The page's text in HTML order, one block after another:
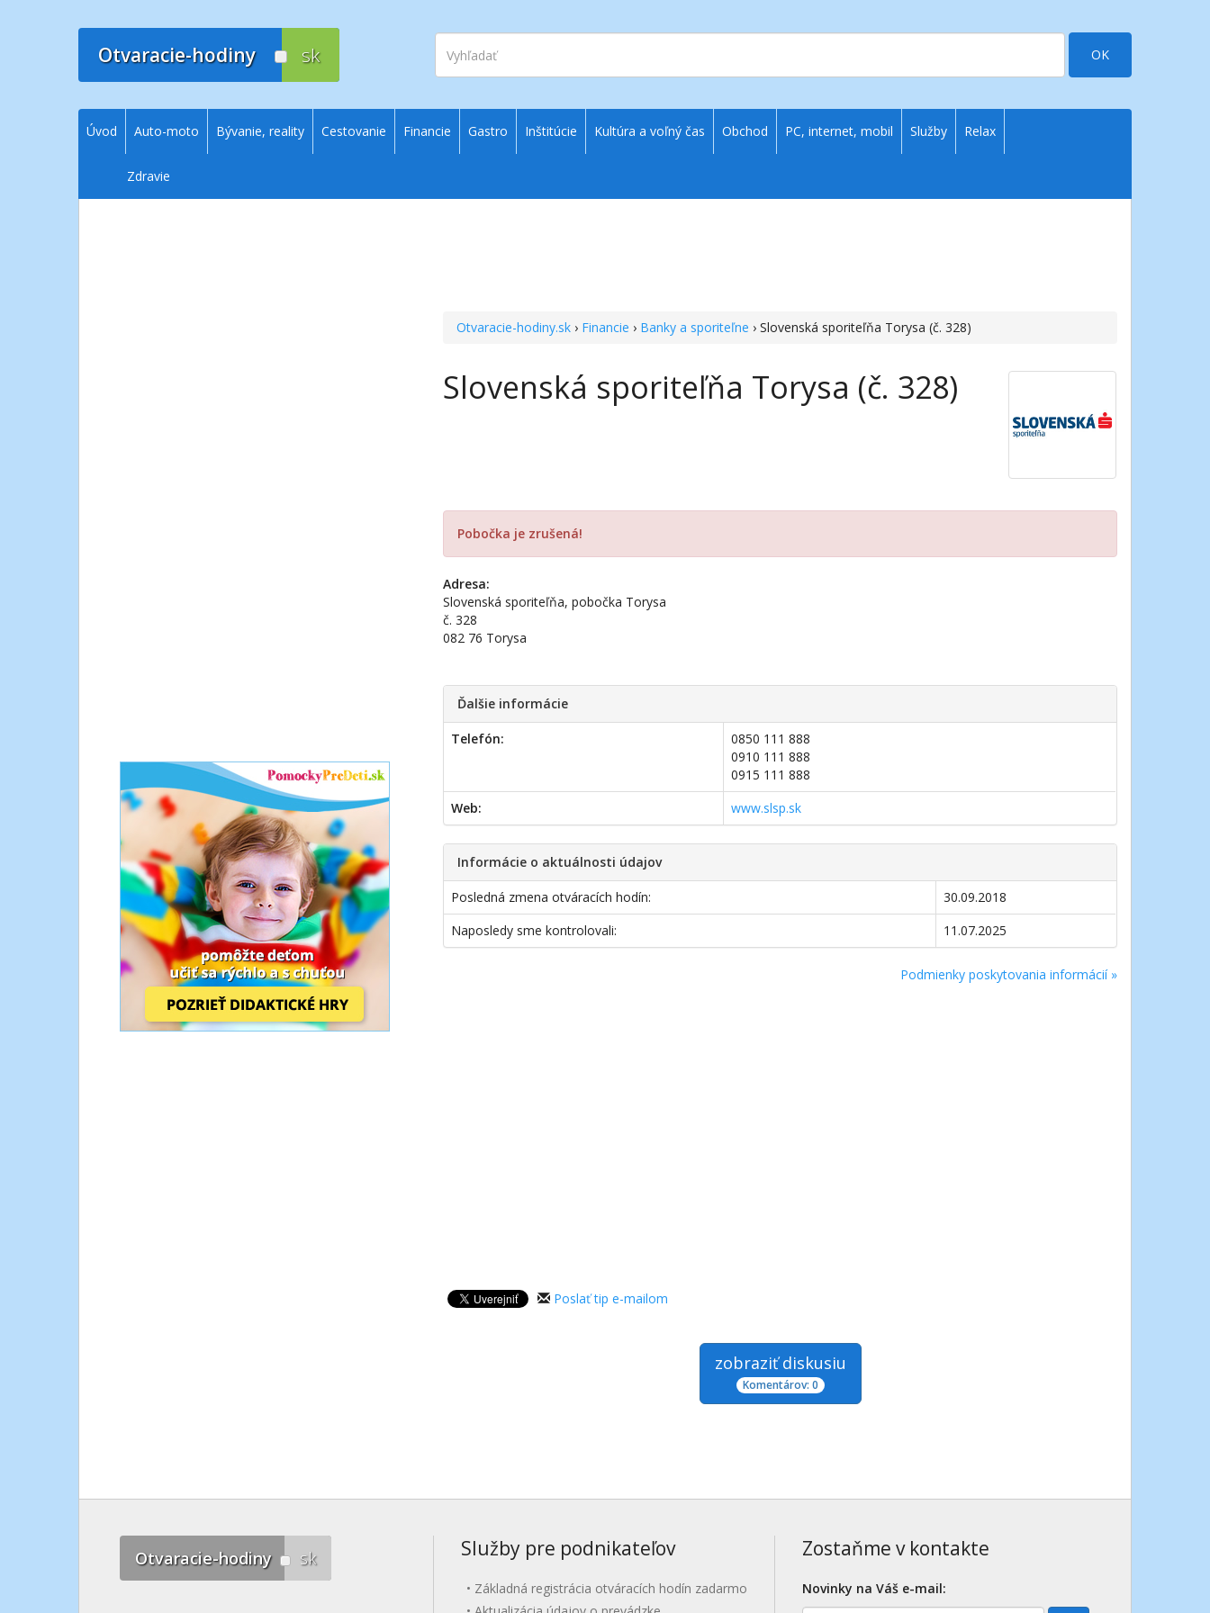
Otvaracie-hodiny sk
Vyhľadať
OK
Otvaracie-hodiny.sk › Financie › Banky a sporiteľne › Slovenská sporiteľňa Torysa (č. 328)
Slovenská sporiteľňa Torysa (č. 328)
Pobočka je zrušená!
Adresa:
Slovenská sporiteľňa, pobočka Torysa
č. 328
082 76 Torysa
Ďalšie informácie
Telefón:
0850 111 888
0910 111 888
0915 111 888
Web:
www.slsp.sk
Informácie o aktuálnosti údajov
Posledná zmena otváracích hodín:
30.09.2018
Naposledy sme kontrolovali:
11.07.2025
Podmienky poskytovania informácií »
Poslať tip e-mailom
zobraziť diskusiu
Komentárov: 0
Otvaracie-hodiny sk Služby pre podnikateľov
Základná registrácia otváracích hodín zadarmo
Zostaňme v kontakte
Novinky na Váš e-mail:
Úvod Auto-moto Bývanie, reality Cestovanie Financie Gastro Inštitúcie Kultúra a voľný čas Obchod PC, internet, mobil Služby Relax
Zdravie